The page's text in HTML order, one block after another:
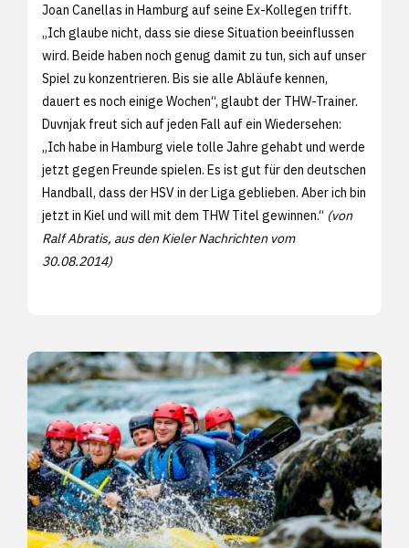
Joan Canellas in Hamburg auf seine Ex-Kollegen trifft.
„Ich glaube nicht, dass sie diese Situation beeinflussen
wird. Beide haben noch genug damit zu tun, sich auf unser
Spiel zu konzentrieren. Bis sie alle Abläufe kennen,
dauert es noch einige Wochen“, glaubt der THW-Trainer.
Duvnjak freut sich auf jeden Fall auf ein Wiedersehen:
„Ich habe in Hamburg viele tolle Jahre gehabt und werde
jetzt gegen Freunde spielen. Es ist gut für den deutschen
Handball, dass der HSV in der Liga geblieben. Aber ich bin
jetzt in Kiel und will mit dem THW Titel gewinnen.“ (von
Ralf Abratis, aus den Kieler Nachrichten vom
30.08.2014)